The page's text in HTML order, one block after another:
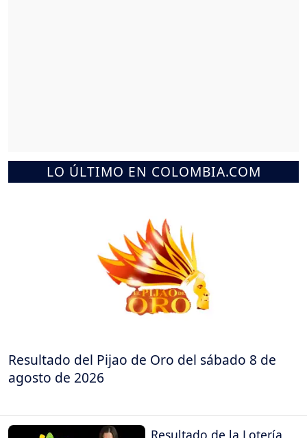
LO ÚLTIMO EN COLOMBIA.COM
Resultado del Pijao de Oro del sábado 8 de
agosto de 2026
Resultado de la Lotería